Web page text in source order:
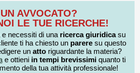
AVVOCATO?
LE TUE RICERCHE!
necessiti di una ricerca giuridicasu
ti ha chiesto un pareresu questo
un atto riguardante la materia?
e ottieni in tempi brevissimiquanto ti
della tua attività professionale!